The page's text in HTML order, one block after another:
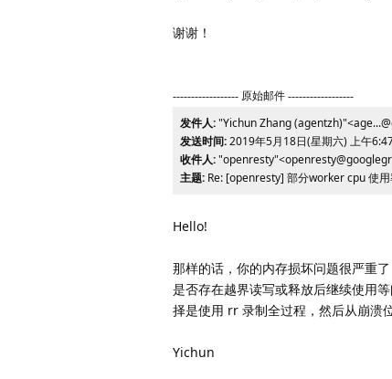
谢谢！
------------------ 原始邮件 ------------------
发件人:"Yichun Zhang
发送时间:2019年5月18日(星期六) 上午
收件人:
主题: Re: [openresty] 部分worker cpu 使
Hello!
那样的话，你的内存损坏问题很严重
是否存在越界读写或释放后继续使用
择是使用 rr 录制全过程，然后从崩溃
Yichun